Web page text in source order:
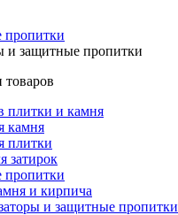
пропитки
и защитные пропитки
товаров
плитки и камня
камня
плитки
затирок
пропитки
и кирпича
и защитные пропитки